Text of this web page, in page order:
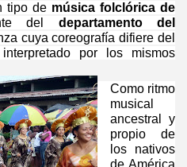
tipo de música folclórica de
del departamento del
cuya coreografía difiere del
por los mismos
Como ritmo
musical
ancestral y
propio de
los nativos
de América